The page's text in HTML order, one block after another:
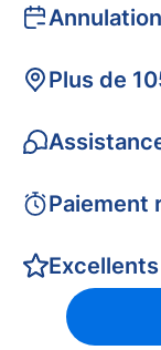
Plus de
Paiement